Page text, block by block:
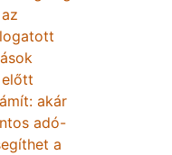
akár
adó-
a